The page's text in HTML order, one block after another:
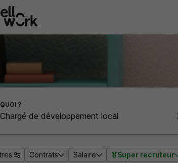
localité
QUOI ?
Contrats Salaire Super recruteur